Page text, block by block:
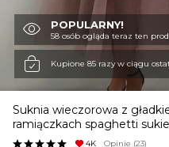
KURTKI I PŁASZCZE
SPÓDNICE
POPULARNY!
58 osób ogląda teraz ten
Kupione 85 razy w ciągu
Suknia wieczorowa z
ramiączkach spaghetti
4K Opinie (23)